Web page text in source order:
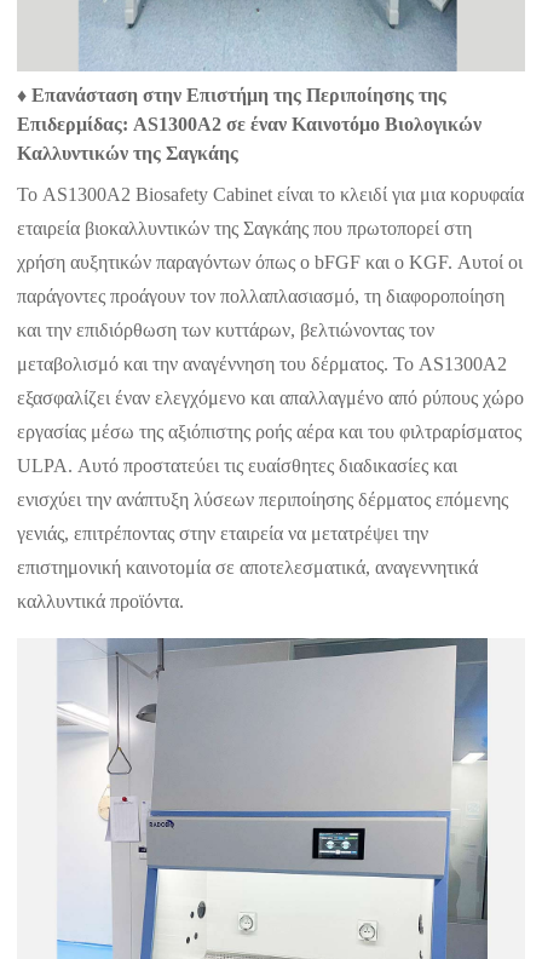
♦ Επανάσταση στην Επιστήμη της Περιποίησης της
Επιδερμίδας: AS1300A2 σε έναν Καινοτόμο Βιολογικών
Καλλυντικών της Σαγκάης
Το AS1300A2 Biosafety Cabinet είναι το κλειδί για μια κορυφαία
εταιρεία βιοκαλλυντικών της Σαγκάης που πρωτοπορεί στη
χρήση αυξητικών παραγόντων όπως ο bFGF και ο KGF. Αυτοί οι
παράγοντες προάγουν τον πολλαπλασιασμό, τη διαφοροποίηση
και την επιδιόρθωση των κυττάρων, βελτιώνοντας τον
μεταβολισμό και την αναγέννηση του δέρματος. Το AS1300A2
εξασφαλίζει έναν ελεγχόμενο και απαλλαγμένο από ρύπους χώρο
εργασίας μέσω της αξιόπιστης ροής αέρα και του φιλτραρίσματος
ULPA. Αυτό προστατεύει τις ευαίσθητες διαδικασίες και
ενισχύει την ανάπτυξη λύσεων περιποίησης δέρματος επόμενης
γενιάς, επιτρέποντας στην εταιρεία να μετατρέψει την
επιστημονική καινοτομία σε αποτελεσματικά, αναγεννητικά
καλλυντικά προϊόντα.